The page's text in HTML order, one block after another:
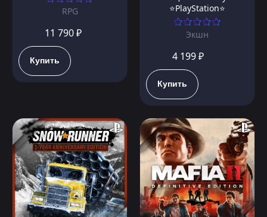
RPG
11 790 ₽
Купить
⭐PlayStation⭐
Экшн
4 199 ₽
Купить